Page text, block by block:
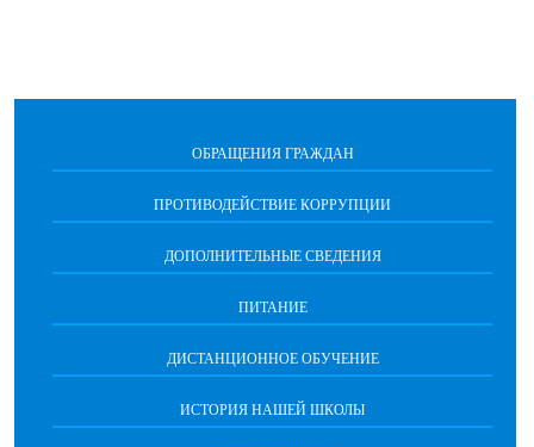
ОБРАЩЕНИЯ ГРАЖДАН
ПРОТИВОДЕЙСТВИЕ КОРРУПЦИИ
ДОПОЛНИТЕЛЬНЫЕ СВЕДЕНИЯ
ПИТАНИЕ
ДИСТАНЦИОННОЕ ОБУЧЕНИЕ
ИСТОРИЯ НАШЕЙ ШКОЛЫ